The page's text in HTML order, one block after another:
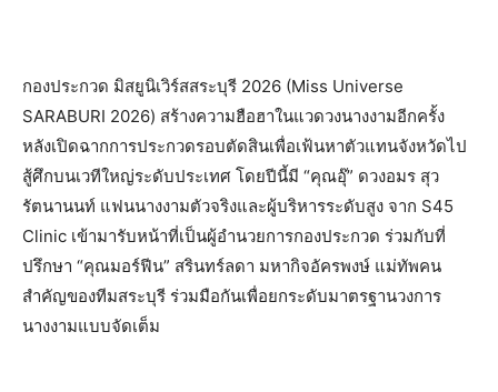
กองประกวด มิสยูนิเวิร์สสระบุรี​ 2026​ (Miss Universe
SARABURI​ 2026) สร้างความฮือฮาในแวดวงนางงามอีกครั้ง
หลังเปิดฉากการประกวดรอบตัดสินเพื่อเฟ้นหาตัวแทนจังหวัดไป
สู้ศึกบนเวทีใหญ่ระดับประเทศ โดยปีนี้มี​ “คุณอุ๊” ดวงอมร​ สุว
รัตนานนท์​ ​แฟนนางงามตัวจริงและผู้บริหารระดับสูง​ จาก S45
Clinic เข้ามารับหน้าที่เป็นผู้อำนวยการกองประกวด​ ร่วมกับที่
ปรึกษา​ “คุณมอร์ฟีน” สรินทร์ลดา มหากิจอัครพงษ์​ แม่ทัพคน
สำคัญของทีมสระบุรี ร่วมมือกันเพื่อยกระดับมาตรฐานวงการ
นางงามแบบจัดเต็ม